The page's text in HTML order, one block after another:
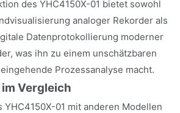
des YHC4150X-01 bietet sowohl
analoger Rekorder als
Datenprotokollierung moderner
was ihn zu einem unschätzbaren
Prozessanalyse macht.
Vergleich
YHC4150X-01 mit anderen Modellen